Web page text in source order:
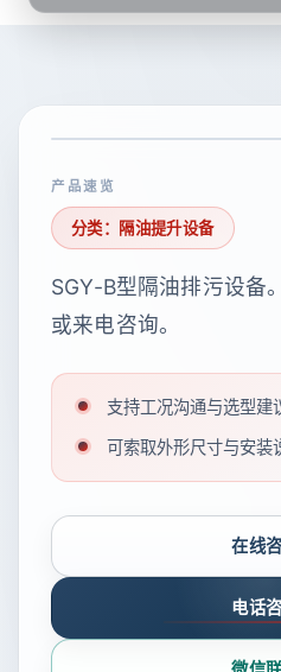
产品速览
分类：隔油提升设备
SGY-B型隔油排污设备
或来电咨询。
支持工况沟通与选型建
可索取外形尺寸与安装
在线
电话